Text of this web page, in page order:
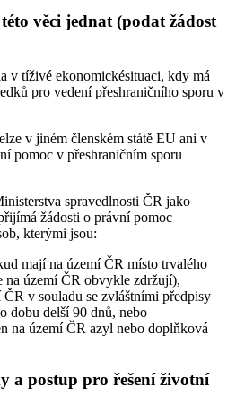
věci jednat (podat žádost
v tíživé ekonomickésituaci, kdy má
pro vedení přeshraničního sporu v
v jiném členském státě EU ani v
pomoc v přeshraničním sporu
spravedlnosti ČR jako
žádosti o právní pomoc
kterými jsou:
mají na území ČR místo trvalého
na území ČR obvykle zdržují),
v souladu se zvláštními předpisy
dobu delší 90 dnů, nebo
na území ČR azyl nebo doplňková
a postup pro řešení životní